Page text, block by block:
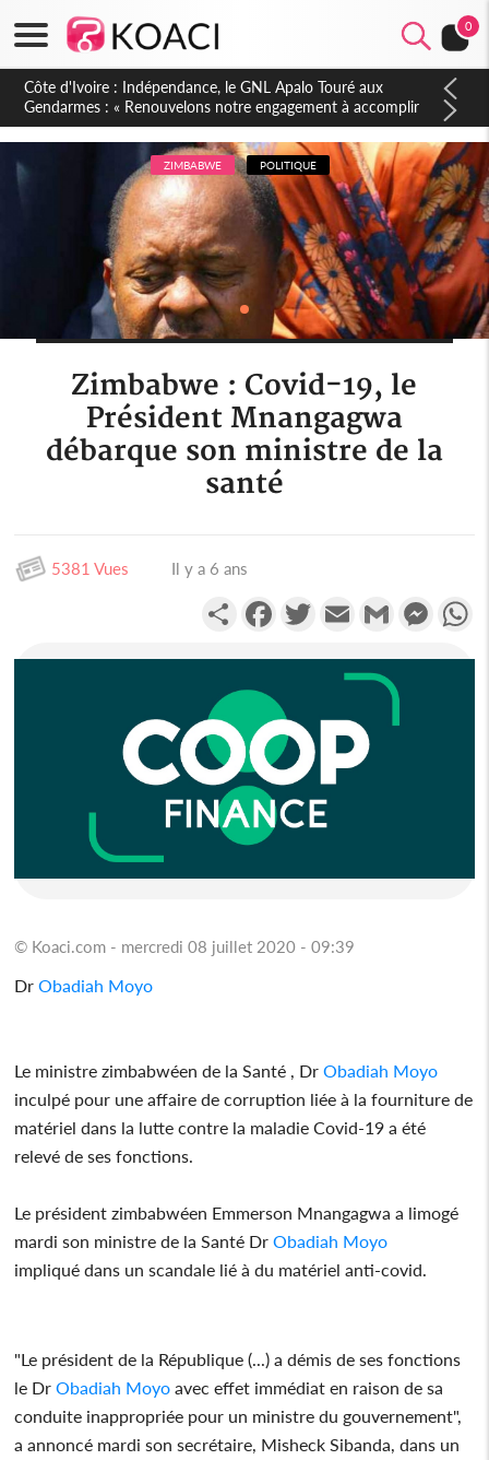
0
Sierra Leone : Un projet de réforme constitutionnelle en
gestation, points clés des amendements, un exclu d'avance
ZIMBABWE POLITIQUE
Zimbabwe : Covid-19, le
Président Mnangagwa
débarque son ministre de la
santé
5381 Vues Il y a 6 ans
PartagerFacebookTwitterEmail Gmail
© Koaci.com - mercredi 08 juillet 2020 - 09:39
DrObadiah Moyo
Le ministre zimbabwéen de la Santé , DrObadiah Moyo
inculpé pour une affaire de corruption liée à la fourniture de
matériel dans la lutte contre la maladie Covid-19 a été
relevé de ses fonctions.
Le président zimbabwéen Emmerson Mnangagwa a limogé
mardi son ministre de la Santé DrObadiah Moyo
impliqué dans un scandale lié à du matériel anti-covid.
"Le président de la République (...) a démis de ses fonctions
le DrObadiah Moyo avec effet immédiat en raison de sa
conduite inappropriée pour un ministre du gouvernement",
a annoncé mardi son secrétaire, Misheck Sibanda, dans un